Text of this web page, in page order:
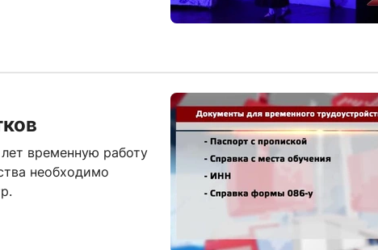
временную работу
необходимо